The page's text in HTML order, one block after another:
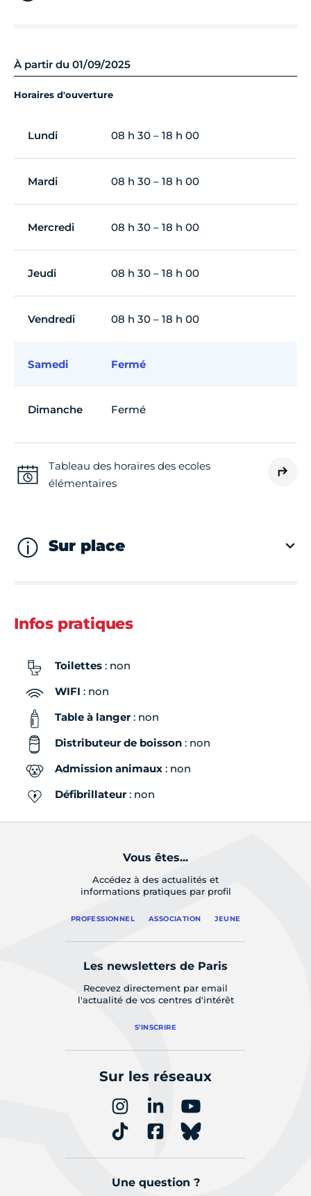
À partir du 01/09/2025
Horaires d'ouverture
Lundi 08 h 30 – 18 h 00
Mardi 08 h 30 – 18 h 00
Mercredi 08 h 30 – 18 h 00
Jeudi 08 h 30 – 18 h 00
Vendredi 08 h 30 – 18 h 00
Samedi Fermé
Dimanche Fermé
Tableau des horaires des ecoles
élémentaires
Sur place
Infos pratiques
Toilettes : non
WIFI : non
Table à langer: non
Distributeur de boisson : non
Admission animaux : non
Défibrillateur: non
Vous êtes...
Accédez à des actualités et
informations pratiques par profil
PROFESSIONNEL ASSOCIATION JEUNE
Les newsletters de Paris
Recevez directement par email
l'actualité de vos centres d'intérêt
S'INSCRIRE
Sur les réseaux
Une question ?